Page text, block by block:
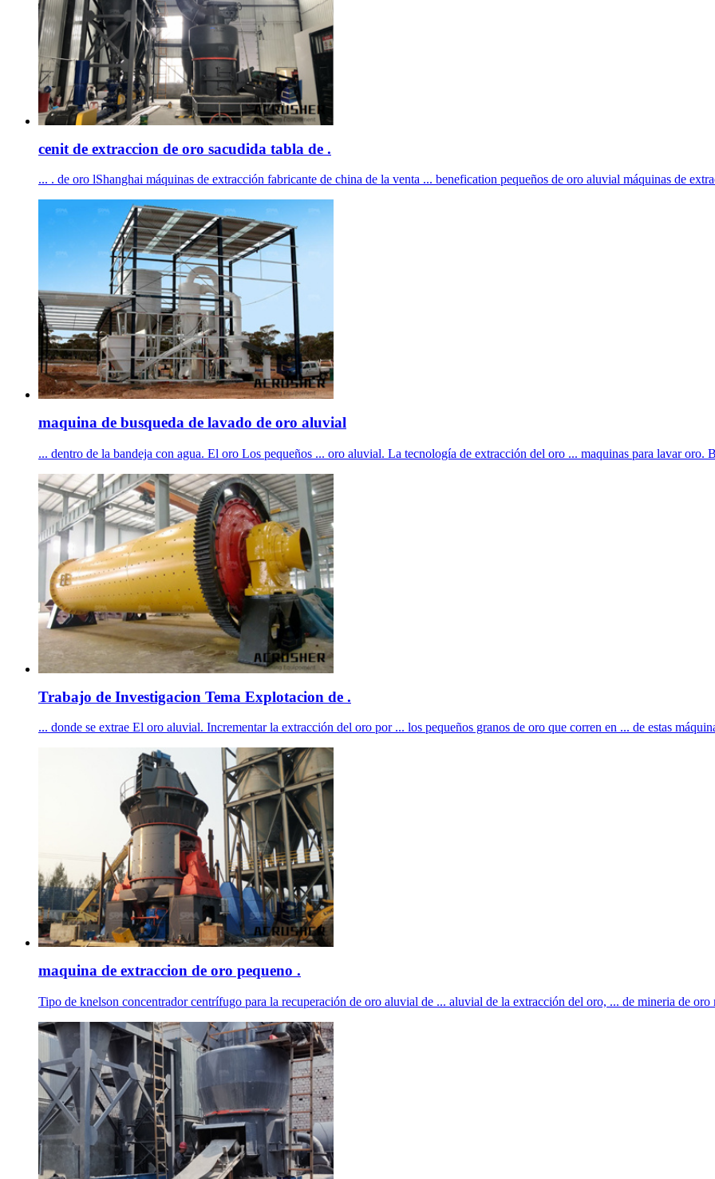
cenit de extraccion de oro sacudida tabla de .
... . de oro lShanghai máquinas de extracción fabricante de china de la venta ... benefication pequeños de oro aluvial máquinas de
maquina de busqueda de lavado de oro aluvial
... dentro de la bandeja con agua. El oro Los pequeños ... oro aluvial. La tecnología de extracción del oro ... maquinas para lavar oro.
Trabajo de Investigacion Tema Explotacion de .
... donde se extrae El oro aluvial. Incrementar la extracción del oro por ... los pequeños granos de oro que corren en ... de estas
maquina de extraccion de oro pequeno .
Tipo de knelson concentrador centrífugo para la recuperación de oro aluvial de ... aluvial de la extracción del oro, ... de mineria de oro